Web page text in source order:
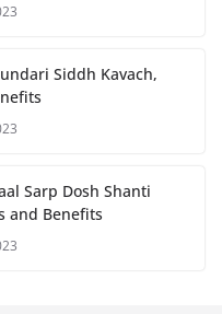
Siddh Kavach,
Sarp Dosh Shanti
and Benefits